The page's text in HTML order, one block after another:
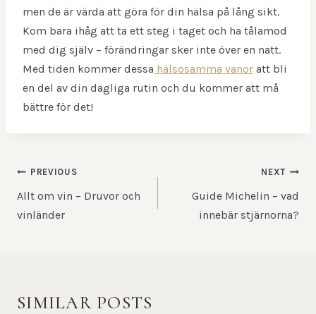
men de är värda att göra för din hälsa på lång sikt.
Kom bara ihåg att ta ett steg i taget och ha tålamod
med dig själv – förändringar sker inte över en natt.
Med tiden kommer dessa hälsosamma vanor att bli
en del av din dagliga rutin och du kommer att må
bättre för det!
POST
NAVIGATION
PREVIOUS
Allt om vin – Druvor och
vinländer
NEXT
Guide Michelin – vad
innebär stjärnorna?
SIMILAR POSTS